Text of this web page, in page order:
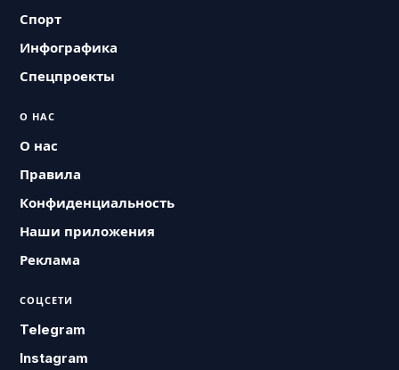
Спорт
Инфографика
Спецпроекты
О НАС
О нас
Правила
Конфиденциальность
Наши приложения
Реклама
СОЦСЕТИ
Telegram
Instagram